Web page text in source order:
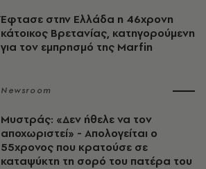
Έφτασε στην Ελλάδα η 46χρονη
κάτοικος Βρετανίας, κατηγορούμενη
για τον εμπρησμό της Marfin
Newsroom
Μυστράς: «Δεν ήθελε να τον
αποχωριστεί» - Απολογείται ο
55χρονος που κρατούσε σε
καταψύκτη τη σορό του πατέρα του